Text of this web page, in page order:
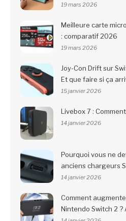
19 mars 2026
Meilleure carte
: comparatif 2026
19 mars 2026
Joy-Con Drift sur
Et que faire si ça
15 janvier 2026
Livebox 7 :
14 janvier 2026
Pourquoi vous ne
anciens chargeurs
14 janvier 2026
Comment
Nintendo Switch 2